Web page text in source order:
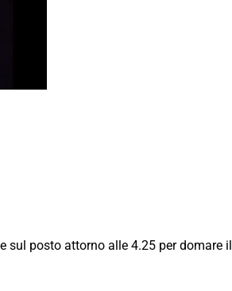
sul posto attorno alle 4.25 per domare il